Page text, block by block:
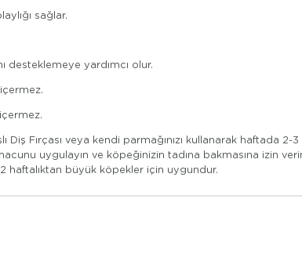
sağlar.
desteklemeye yardımcı olur.
Diş Fırçası veya kendi parmağınızı kullanarak
uygulayın ve köpeğinizin tadına bakmasına izin
haftalıktan büyük köpekler için uygundur.